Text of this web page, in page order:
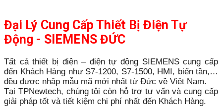
Đại Lý Cung Cấp Thiết Bị Điện Tự
Động - SIEMENS ĐỨC
Tất cả thiết bị điện – điện tự động SIEMENS cung cấp
đến Khách Hàng như S7-1200, S7-1500, HMI, biến tần,…
đều được nhập mẫu mã mới nhất từ Đức về Việt Nam.
Tại TPNewtech, chúng tôi còn hỗ trợ tư vấn và cung cấp
giải pháp tốt và tiết kiệm chi phí nhất đến Khách Hàng.